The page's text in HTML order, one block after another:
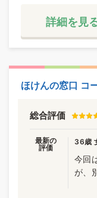
詳細を見
ほけんの窓口 コ
総合評価
最新の
評価
36歳
今回
が、